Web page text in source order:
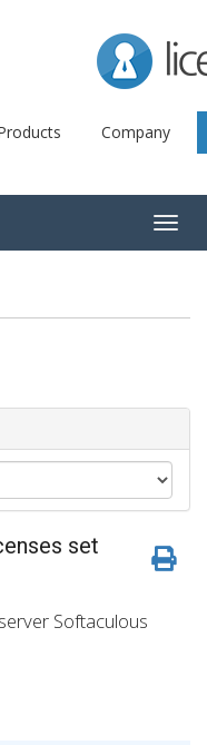
Company
set
Softaculous